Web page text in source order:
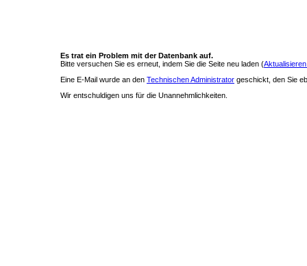
Es trat ein Problem mit der Datenbank auf.
Bitte versuchen Sie es erneut, indem Sie die Seite neu laden (
Eine E-Mail wurde an den Technischen Administrator geschickt, den Sie
Wir entschuldigen uns für die Unannehmlichkeiten.